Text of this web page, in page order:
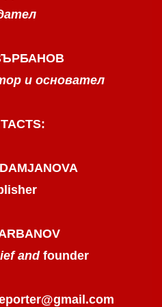
и основател
and founder